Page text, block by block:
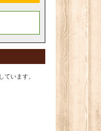
います。